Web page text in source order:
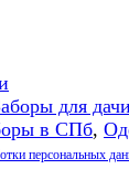
для дачи
в СПб,
персональных